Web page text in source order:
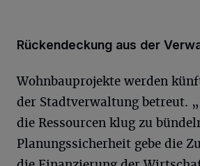
Rückendeckung aus der
Wohnbauprojekte werden
der Stadtverwaltung betreut.
die Ressourcen klug zu
Planungssicherheit gebe die